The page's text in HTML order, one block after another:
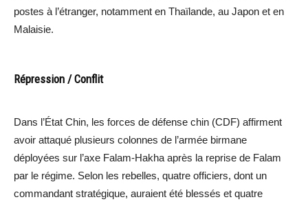
postes à l’étranger, notamment en Thaïlande, au Japon et en
Malaisie.
Répression / Conflit
Dans l’État Chin, les forces de défense chin (CDF) affirment
avoir attaqué plusieurs colonnes de l’armée birmane
déployées sur l’axe Falam-Hakha après la reprise de Falam
par le régime. Selon les rebelles, quatre officiers, dont un
commandant stratégique, auraient été blessés et quatre